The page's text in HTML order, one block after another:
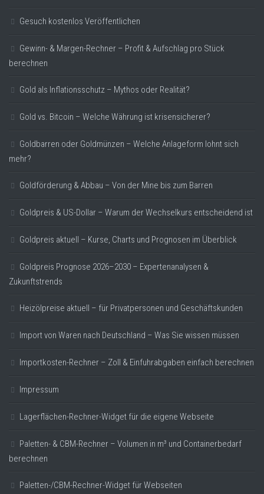
Gesuch kostenlos Veröffentlichen
Gewinn- & Margen-Rechner – Profit & Aufschlag pro Stück
berechnen
Gold als Inflationsschutz – Mythos oder Realität?
Gold vs. Bitcoin – Welche Währung ist krisensicherer?
Goldbarren oder Goldmünzen – Welche Anlageform lohnt sich
mehr?
Goldförderung & Abbau – Von der Mine bis zum Barren
Goldpreis & US-Dollar – Warum der Wechselkurs entscheidend ist
Goldpreis aktuell – Kurse, Charts und Prognosen im Überblick
Goldpreis Prognose 2026–2030 – Expertenanalysen &
Zukunftstrends
Heizölpreise aktuell – für Privatpersonen und Geschäftskunden
Import von Waren nach Deutschland – Was Sie wissen müssen
Importkosten-Rechner – Zoll & Einfuhrabgaben einfach berechnen
Impressum
Lagerflächen-Rechner-Widget für die eigene Webseite
Paletten- & CBM-Rechner – Volumen in m³ und Containerbedarf
berechnen
Paletten-/CBM-Rechner-Widget für Webseiten